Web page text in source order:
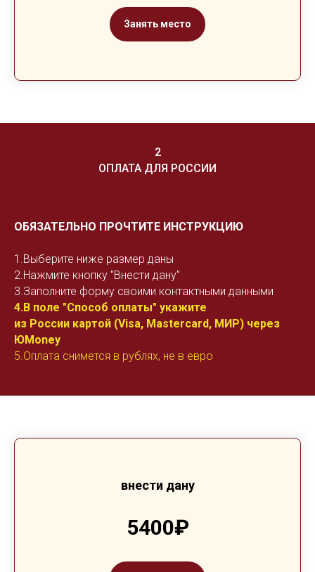
Занять место
2
ОПЛАТА ДЛЯ РОССИИ
ОБЯЗАТЕЛЬНО ПРОЧТИТЕ ИНСТРУКЦИЮ
1.Выберите ниже размер даны
2.Нажмите кнопку "Внести дану"
3.Заполните форму своими контактными данными
4.В поле "Способ оплаты" укажите
из России картой (Visa, Mastercard, МИР) через
ЮMoney
5.Оплата снимется в рублях, не в евро
внести дану
5400₽